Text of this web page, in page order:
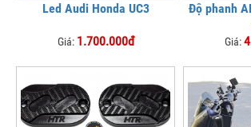
Led Audi Honda UC3
Giá: 1.700.000đ
Độ phanh
Giá: